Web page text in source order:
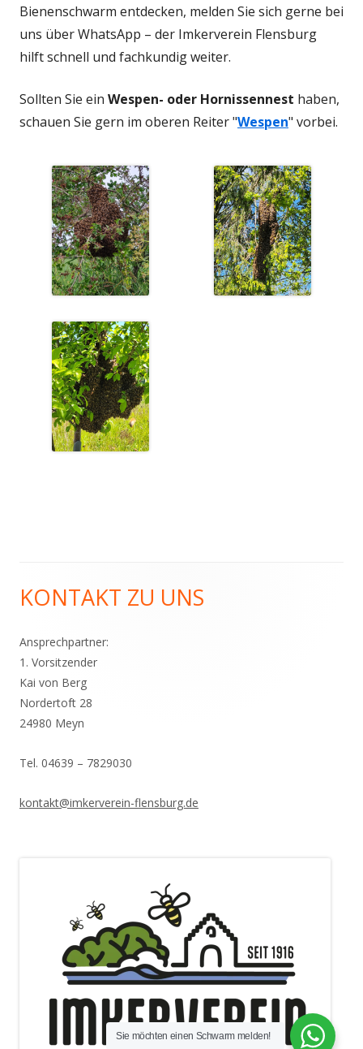
Bienenschwarm entdecken, melden Sie sich gerne bei
uns über WhatsApp – der Imkerverein Flensburg
hilft schnell und fachkundig weiter.
Sollten Sie ein Wespen- oder Hornissennest haben,
schauen Sie gern im oberen Reiter "Wespen" vorbei.
Haupt-
Seitenleiste
KONTAKT ZU UNS
Ansprechpartner:
1. Vorsitzender
Kai von Berg
Nordertoft 28
24980 Meyn
Tel. 04639 – 7829030
kontakt@imkerverein-flensburg.de
Sie möchten einen Schwarm melden!